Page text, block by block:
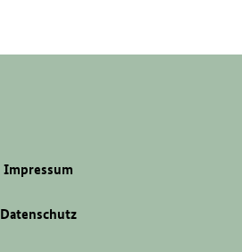
Impressum
Datenschutz